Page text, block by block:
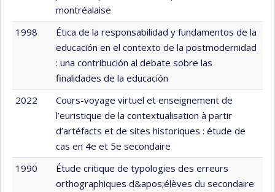
montréalaise
1998
Ética de la responsabilidad y fundamentos de la
educación en el contexto de la postmodernidad
: una contribución al debate sobre las
finalidades de la educación
2022
Cours-voyage virtuel et enseignement de
l’euristique de la contextualisation à partir
d’artéfacts et de sites historiques : étude de
cas en 4e et 5e secondaire
1990
Étude critique de typologies des erreurs
orthographiques d&apos;élèves du secondaire